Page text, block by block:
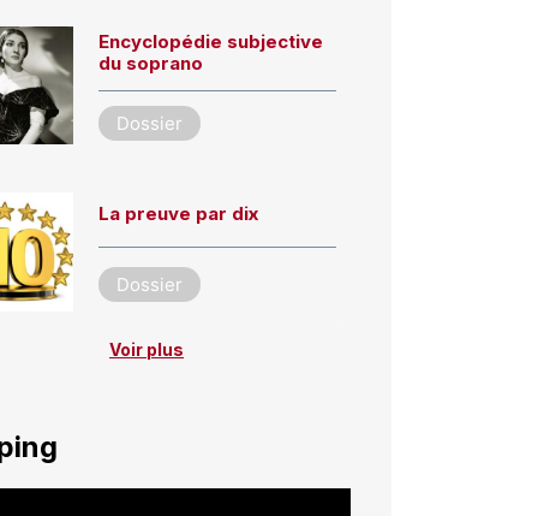
Encyclopédie subjective
du soprano
Dossier
La preuve par dix
Dossier
Voir plus